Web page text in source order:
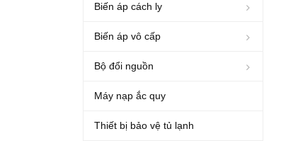
Biến áp cách ly
Biến áp vô cấp
Bộ đổi nguồn
Máy nạp ắc quy
Thiết bị bảo vệ tủ lạnh